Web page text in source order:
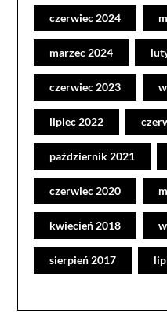
czerwiec 2024
marzec 2024
czerwiec 2023
lipiec 2022
październik 2021
czerwiec 2020
kwiecień 2018
sierpień 2017